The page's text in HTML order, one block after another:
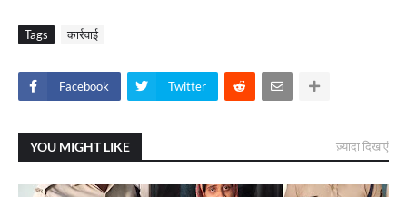
Tags कार्रवाई
Facebook Twitter
YOU MIGHT LIKE ज़्यादा दिखाएं